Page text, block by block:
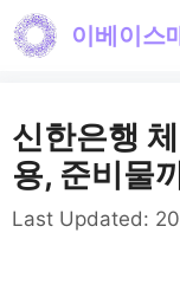
컨
로
건
너
이베이스
신한은행
용, 준비물
Last Updated: